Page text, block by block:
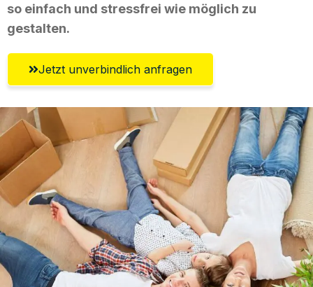
so einfach und stressfrei wie möglich zu
gestalten.
Jetzt unverbindlich anfragen